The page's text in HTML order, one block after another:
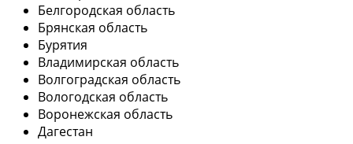
Белгородская область
Брянская область
Бурятия
Владимирская область
Волгоградская область
Вологодская область
Воронежская область
Дагестан